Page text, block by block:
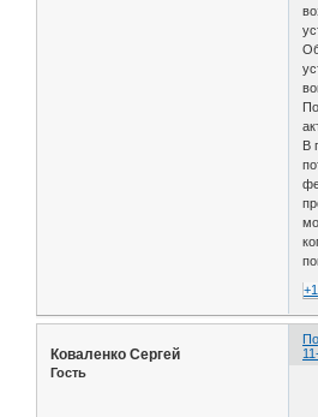
В
+1
Коваленко Сергей
Гость